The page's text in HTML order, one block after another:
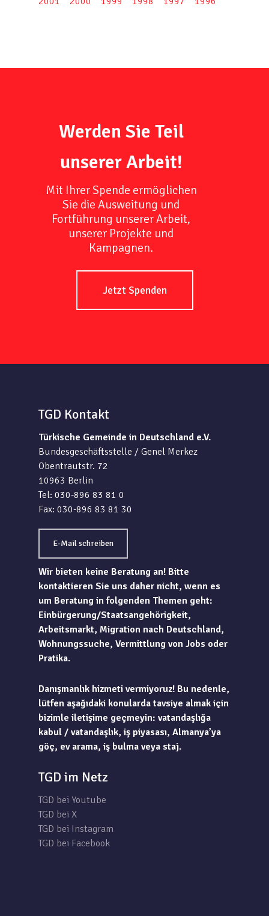
Werden Sie Teil
unserer Arbeit!
Mit Ihrer Spende ermöglichen
Sie die Ausweitung und
Fortführung unserer Arbeit,
unserer Projekte und
Kampagnen.
Jetzt Spenden
TGD Kontakt
Türkische Gemeinde in Deutschland e.V.
Bundesgeschäftsstelle / Genel Merkez
Obentrautstr. 72
10963 Berlin
Tel: 030-896 83 81 0
Fax: 030-896 83 81 30
E-Mail schreiben
Wir bieten keine Beratung an! Bitte
kontaktieren Sie uns daher nicht, wenn es
um Beratung in folgenden Themen geht:
Einbürgerung/Staatsangehörigkeit,
Arbeitsmarkt, Migration nach Deutschland,
Wohnungssuche, Vermittlung von Jobs oder
Pratika.
Danışmanlık hizmeti vermiyoruz! Bu nedenle,
lütfen aşağıdaki konularda tavsiye almak için
bizimle iletişime geçmeyin: vatandaşlığa
kabul / vatandaşlık, iş piyasası, Almanya’ya
göç, ev arama, iş bulma veya staj.
TGD im Netz
TGD bei Youtube
TGD bei X
TGD bei Instagram
TGD bei Facebook